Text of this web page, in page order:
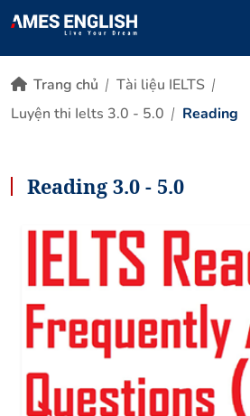
Trang chủ
Tài liệu IELTS
Luyện thi Ielts 3.0 - 5.0
Reading
Reading 3.0 - 5.0